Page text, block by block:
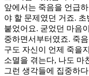
앞에서는 죽음을 언급
야 할 문제였던 거죠.
붙었어요. 굳었던 마음
중하면서부터였죠. 죽
구도 자신이 언제 죽을
소멸을 겪는다, 나도 마
그런 생각들에 집중하